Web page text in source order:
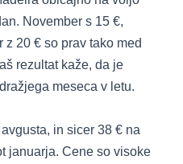
November s 15 €,
z 20 € so prav tako med
rezultat kaže, da je
meseca v letu.
in sicer 38 € na
januarja. Cene so visoke